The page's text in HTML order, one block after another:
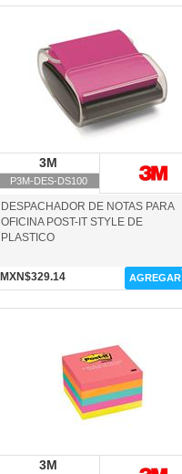
3M
P3M-DES-DS100
DESPACHADOR DE NOTAS PARA
OFICINA POST-IT STYLE DE
PLASTICO
MXN$329.14 AGREGAR
3M